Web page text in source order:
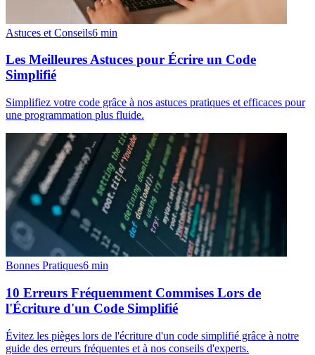
Astuces et Conseils6 min
Les Meilleures Astuces pour Écrire un Code
Simplifié
Simplifiez votre code grâce à nos astuces pratiques et efficaces pour
une programmation plus fluide.
Bonnes Pratiques6 min
10 Erreurs Fréquemment Commises Lors de
l'Écriture d'un Code Simplifié
Évitez les pièges lors de l'écriture d'un code simplifié grâce à notre
guide des erreurs fréquentes et à nos conseils d'experts.